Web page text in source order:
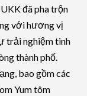
đã pha trộn
với hương vị
trải nghiệm tinh
thành phố.
bao gồm các
Yum tôm